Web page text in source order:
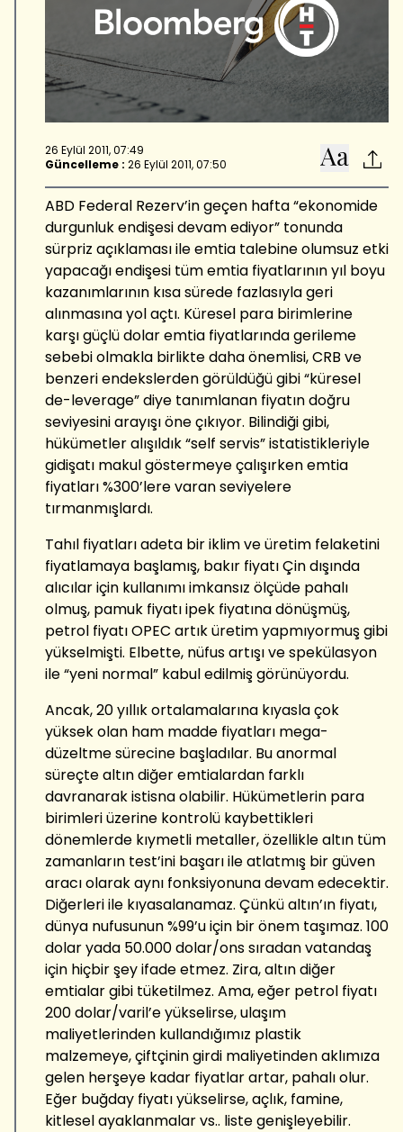
26 Eylül 2011, 07:49
Güncelleme : 26 Eylül 2011, 07:50
ABD Federal Rezerv’in geçen hafta “ekonomide
durgunluk endişesi devam ediyor” tonunda
sürpriz açıklaması ile emtia talebine olumsuz etki
yapacağı endişesi tüm emtia fiyatlarının yıl boyu
kazanımlarının kısa sürede fazlasıyla geri
alınmasına yol açtı. Küresel para birimlerine
karşı güçlü dolar emtia fiyatlarında gerileme
sebebi olmakla birlikte daha önemlisi, CRB ve
benzeri endekslerden görüldüğü gibi “küresel
de-leverage” diye tanımlanan fiyatın doğru
seviyesini arayışı öne çıkıyor. Bilindiği gibi,
hükümetler alışıldık “self servis” istatistikleriyle
gidişatı makul göstermeye çalışırken emtia
fiyatları %300’lere varan seviyelere
tırmanmışlardı.
Tahıl fiyatları adeta bir iklim ve üretim felaketini
fiyatlamaya başlamış, bakır fiyatı Çin dışında
alıcılar için kullanımı imkansız ölçüde pahalı
olmuş, pamuk fiyatı ipek fiyatına dönüşmüş,
petrol fiyatı OPEC artık üretim yapmıyormuş gibi
yükselmişti. Elbette, nüfus artışı ve spekülasyon
ile “yeni normal” kabul edilmiş görünüyordu.
Ancak, 20 yıllık ortalamalarına kıyasla çok
yüksek olan ham madde fiyatları mega-
düzeltme sürecine başladılar. Bu anormal
süreçte altın diğer emtialardan farklı
davranarak istisna olabilir. Hükümetlerin para
birimleri üzerine kontrolü kaybettikleri
dönemlerde kıymetli metaller, özellikle altın tüm
zamanların test’ini başarı ile atlatmış bir güven
aracı olarak aynı fonksiyonuna devam edecektir.
Diğerleri ile kıyasalanamaz. Çünkü altın’ın fiyatı,
dünya nufusunun %99’u için bir önem taşımaz. 100
dolar yada 50.000 dolar/ons sıradan vatandaş
için hiçbir şey ifade etmez. Zira, altın diğer
emtialar gibi tüketilmez. Ama, eğer petrol fiyatı
200 dolar/varil’e yükselirse, ulaşım
maliyetlerinden kullandığımız plastik
malzemeye, çiftçinin girdi maliyetinden aklımıza
gelen herşeye kadar fiyatlar artar, pahalı olur.
Eğer buğday fiyatı yükselirse, açlık, famine,
kitlesel ayaklanmalar vs.. liste genişleyebilir.